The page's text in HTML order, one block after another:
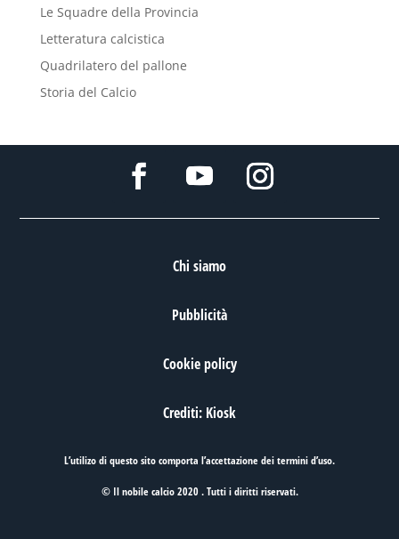
Le Squadre della Provincia
Letteratura calcistica
Quadrilatero del pallone
Storia del Calcio
Chi siamo
Pubblicità
Cookie policy
Crediti: Kiosk
L’utilizo di questo sito comporta l’accettazione deitermini d’uso.
© Il nobile calcio 2020 . Tutti i diritti riservati.